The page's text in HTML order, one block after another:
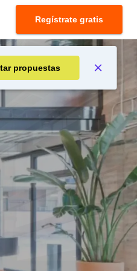
propuestas
Regístrate gratis